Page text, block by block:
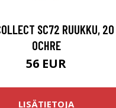
SC72 RUUKKU,
OCHRE
56 EUR
LISÄTIETOJA